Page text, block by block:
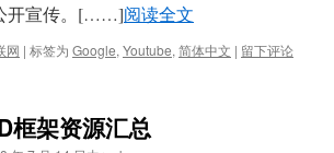
开宣传。[……]阅读全文
网 | 标签为 Google, Youtube, 简体中文 | 留下评论
框架资源汇总